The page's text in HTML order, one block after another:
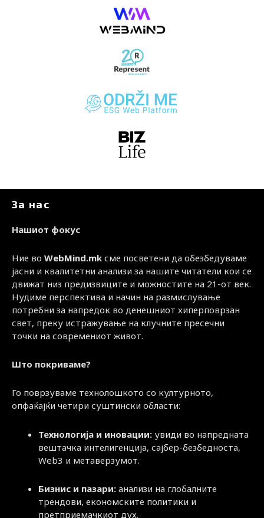
За нас
Нашиот фокус
Ние во WebMind.mk сме посветени да обезбедуваме
јасни и квалитетни анализи за нашите читатели кои се
движат низ предизвиците и можностите на 21-от век.
Нудиме перспектива и начин на размислување
потребни за напредок во денешниот хиперповрзан
свет, преку истражување на клучните пресечни
точки на современиот живот.
Што покриваме?
Го поврзуваме технолошкото со културното,
опфаќајќи четири суштински области:
Технологија и иновации: увиди во напредната
вештачка интелигенција, сајбер-безбедноста,
Web3 и метаверзумот.
Бизнис и пазари: анализи на глобалните
трендови, економските политики и
претприемачкиот дух.